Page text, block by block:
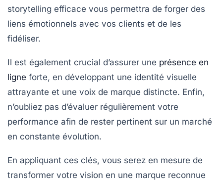
storytelling efficace vous permettra de forger des
liens émotionnels avec vos clients et de les
fidéliser.
Il est également crucial d’assurer une présence en
ligne forte, en développant une identité visuelle
attrayante et une voix de marque distincte. Enfin,
n’oubliez pas d’évaluer régulièrement votre
performance afin de rester pertinent sur un marché
en constante évolution.
En appliquant ces clés, vous serez en mesure de
transformer votre vision en une marque reconnue